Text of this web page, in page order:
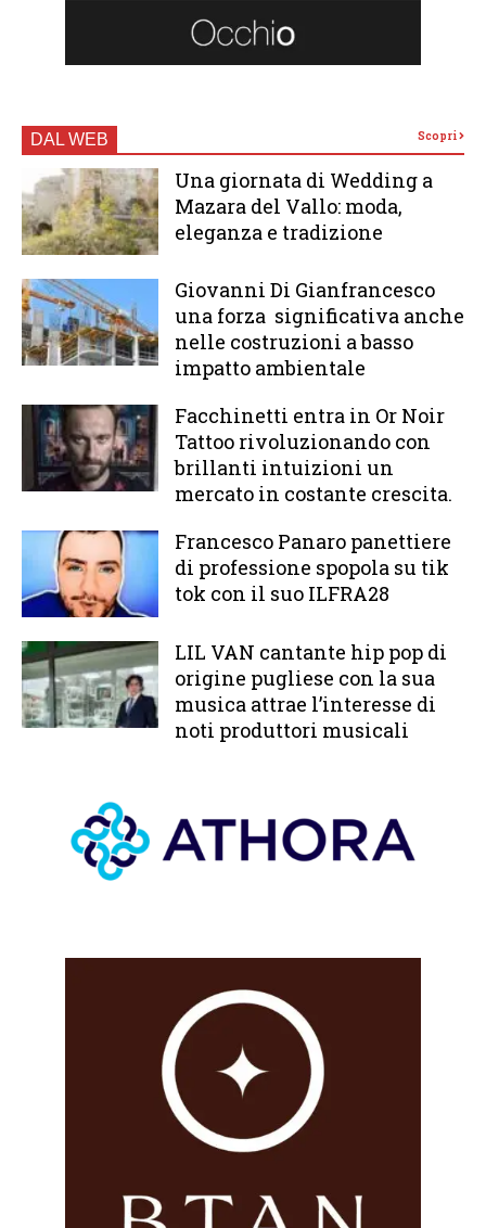
DAL WEB Scopri
Una giornata di Wedding a
Mazara del Vallo: moda,
eleganza e tradizione
Giovanni Di Gianfrancesco
una forza significativa anche
nelle costruzioni a basso
impatto ambientale
Facchinetti entra in Or Noir
Tattoo rivoluzionando con
brillanti intuizioni un
mercato in costante crescita.
Francesco Panaro panettiere
di professione spopola su tik
tok con il suo ILFRA28
LIL VAN cantante hip pop di
origine pugliese con la sua
musica attrae l’interesse di
noti produttori musicali